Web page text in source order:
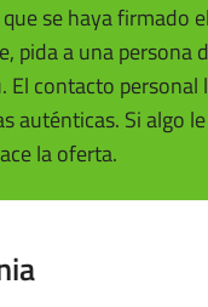
se haya firmado
pida a una persona
El contacto personal
auténticas. Si algo le
la oferta.